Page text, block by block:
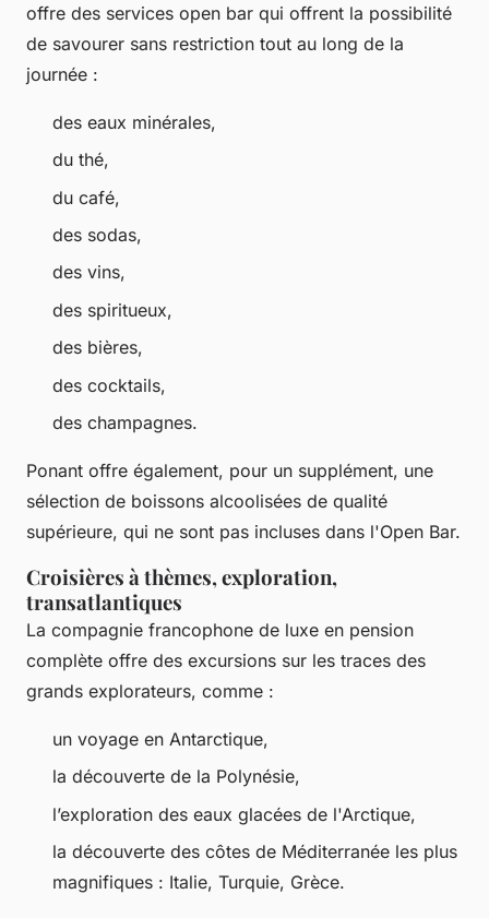
offre des services open bar qui offrent la possibilité
de savourer sans restriction tout au long de la
journée :
des eaux minérales,
du thé,
du café,
des sodas,
des vins,
des spiritueux,
des bières,
des cocktails,
des champagnes.
Ponant offre également, pour un supplément, une
sélection de boissons alcoolisées de qualité
supérieure, qui ne sont pas incluses dans l'Open Bar.
Croisières à thèmes, exploration,
transatlantiques
La compagnie francophone de luxe en pension
complète offre des excursions sur les traces des
grands explorateurs, comme :
un voyage en Antarctique,
la découverte de la Polynésie,
l’exploration des eaux glacées de l'Arctique,
la découverte des côtes de Méditerranée les plus
magnifiques : Italie, Turquie, Grèce.